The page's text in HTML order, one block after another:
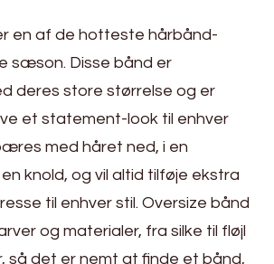
en af de hotteste hårbånd-
sæson. Disse bånd er
deres store størrelse og er
et statement-look til enhver
med håret ned, i en
knold, og vil altid tilføje ekstra
til enhver stil. Oversize bånd
og materialer, fra silke til fløjl
så det er nemt at finde et bånd,